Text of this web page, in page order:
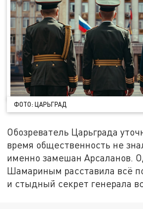
ФОТО: ЦАРЬГРАД
Обозреватель Царьграда
время общественность не
именно замешан Арсаланов.
Шамариным расставила всё
и стыдный секрет генерала